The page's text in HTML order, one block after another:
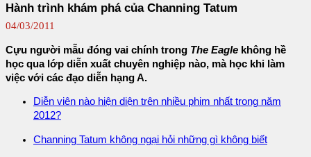
Hành trình khám phá của Channing Tatum
04/03/2011
Cựu người mẫu đóng vai chính trong The Eagle không hề
học qua lớp diễn xuất chuyên nghiệp nào, mà học khi làm
việc với các đạo diễn hạng A.
Diễn viên nào hiện diện trên nhiều phim nhất trong năm
2012?
Channing Tatum không ngại hỏi những gì không biết